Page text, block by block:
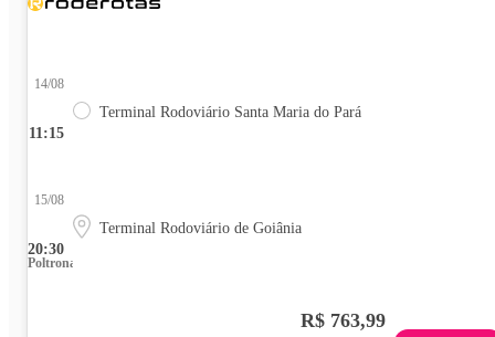
11:15
14/08
Terminal Rodoviário Santa Maria do Pará
20:30
15/08
Terminal Rodoviário de Goiânia
Poltrona
R$ 763,99